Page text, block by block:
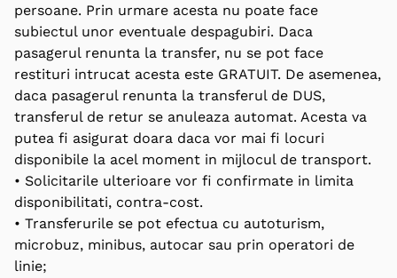
persoane. Prin urmare acesta nu poate face
subiectul unor eventuale despagubiri. Daca
pasagerul renunta la transfer, nu se pot face
restituri intrucat acesta este GRATUIT. De asemenea,
daca pasagerul renunta la transferul de DUS,
transferul de retur se anuleaza automat. Acesta va
putea fi asigurat doara daca vor mai fi locuri
disponibile la acel moment in mijlocul de transport.
• Solicitarile ulterioare vor fi confirmate in limita
disponibilitati, contra-cost.
• Transferurile se pot efectua cu autoturism,
microbuz, minibus, autocar sau prin operatori de
linie;